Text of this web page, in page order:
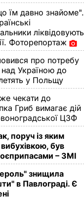
їм давно знайоме".
ліквідовують
Фоторепортаж
про потребу
Україною до
у Польщу
чекати до
Гриб вимагає дій
ЦЗФ
поруч із яким
був
– ЗМІ
знищила
в Павлограді. Є